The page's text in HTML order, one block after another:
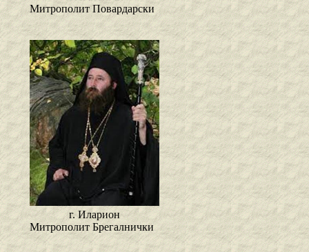
Митрополит Повардарски
г. Иларион
Митрополит Брегалнички